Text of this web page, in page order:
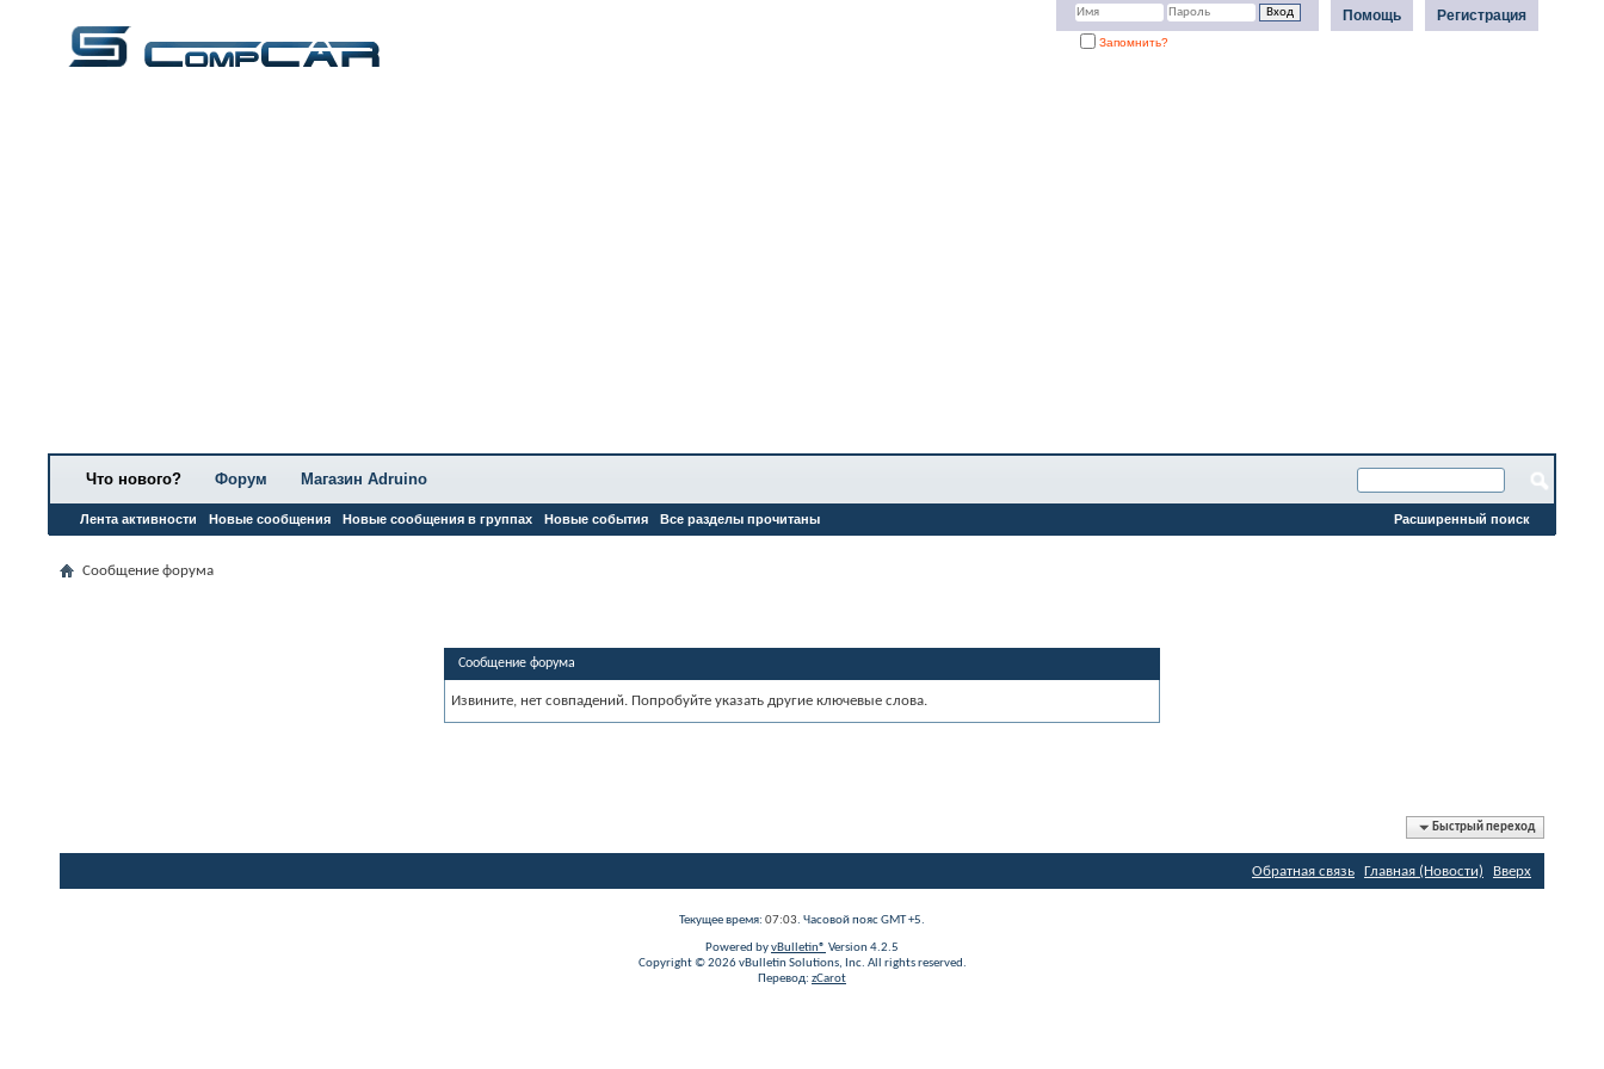
Регистрация
Помощь
Запомнить?
Что нового?
Лента активности Новые сообщения Новые сообщения в группах Новые события Все разделы прочитаны
Форум Магазин Adruino
Расширенный поиск
Сообщение форума
Сообщение форума
Извините, нет совпадений. Попробуйте указать другие ключевые слова.
Быстрый переход
Обратная связь Главная (Новости) Вверх
Текущее время: 07:03. Часовой пояс GMT +5.
Powered byvBulletin® Version 4.2.5
Copyright © 2026 vBulletin Solutions, Inc. All rights reserved.
Перевод: zCarot